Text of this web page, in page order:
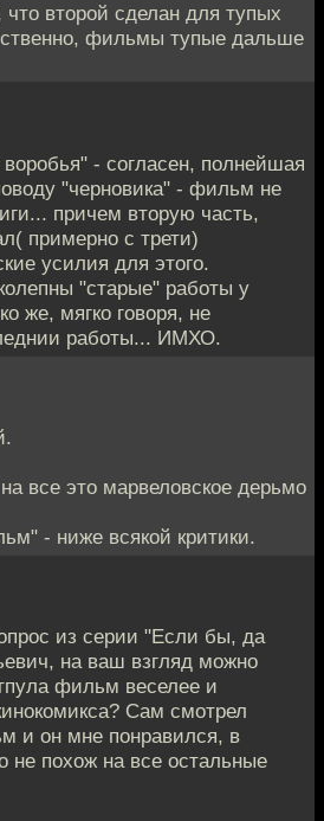
второй сделан для тупых
фильмы тупые дальше
воробья" - согласен, полнейшая
"черновика" - фильм не
причем вторую часть,
примерно с трети)
усилия для этого.
"старые" работы у
же, мягко говоря, не
работы... ИМХО.
все это марвеловское дерьмо
- ниже всякой критики.
из серии "Если бы, да
на ваш взгляд можно
фильм веселее и
Сам смотрел
и он мне понравился, в
не похож на все остальные